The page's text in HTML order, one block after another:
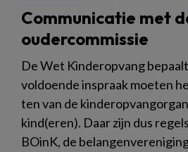
Communicatie met
oudercommissie
De Wet Kinderopvang
voldoende inspraak moeten
ten van de
kind(eren). Daar zijn dus
BOinK, de